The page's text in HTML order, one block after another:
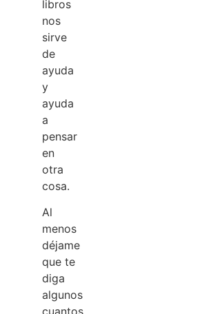
libros
nos
sirve
de
ayuda
y
ayuda
a
pensar
en
otra
cosa.
Al
menos
déjame
que te
diga
algunos
cuantos